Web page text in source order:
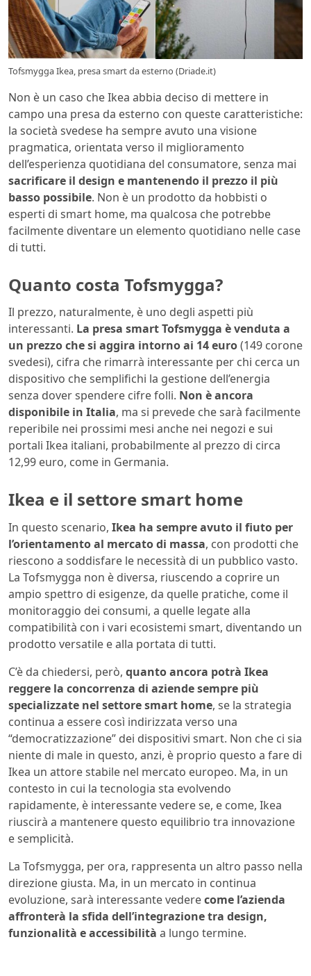
Tofsmygga Ikea, presa smart da esterno (Driade.it)
Non è un caso che Ikea abbia deciso di mettere in
campo una presa da esterno con queste caratteristiche:
la società svedese ha sempre avuto una visione
pragmatica, orientata verso il miglioramento
dell’esperienza quotidiana del consumatore, senza mai
sacrificare il design e mantenendo il prezzo il più
basso possibile. Non è un prodotto da hobbisti o
esperti di smart home, ma qualcosa che potrebbe
facilmente diventare un elemento quotidiano nelle case
di tutti.
Quanto costa Tofsmygga?
Il prezzo, naturalmente, è uno degli aspetti più
interessanti. La presa smart Tofsmygga è venduta a
un prezzo che si aggira intorno ai 14 euro(149 corone
svedesi), cifra che rimarrà interessante per chi cerca un
dispositivo che semplifichi la gestione dell’energia
senza dover spendere cifre folli. Non è ancora
disponibile in Italia, ma si prevede che sarà facilmente
reperibile nei prossimi mesi anche nei negozi e sui
portali Ikea italiani, probabilmente al prezzo di circa
12,99 euro, come in Germania.
Ikea e il settore smart home
In questo scenario, Ikea ha sempre avuto il fiuto per
l’orientamento al mercato di massa, con prodotti che
riescono a soddisfare le necessità di un pubblico vasto.
La Tofsmygga non è diversa, riuscendo a coprire un
ampio spettro di esigenze, da quelle pratiche, come il
monitoraggio dei consumi, a quelle legate alla
compatibilità con i vari ecosistemi smart, diventando un
prodotto versatile e alla portata di tutti.
C’è da chiedersi, però, quanto ancora potrà Ikea
reggere la concorrenza di aziende sempre più
specializzate nel settore smart home, se la strategia
continua a essere così indirizzata verso una
“democratizzazione” dei dispositivi smart. Non che ci sia
niente di male in questo, anzi, è proprio questo a fare di
Ikea un attore stabile nel mercato europeo. Ma, in un
contesto in cui la tecnologia sta evolvendo
rapidamente, è interessante vedere se, e come, Ikea
riuscirà a mantenere questo equilibrio tra innovazione
e semplicità.
La Tofsmygga, per ora, rappresenta un altro passo nella
direzione giusta. Ma, in un mercato in continua
evoluzione, sarà interessante vederecome l’azienda
affronterà la sfida dell’integrazione tra design,
funzionalità e accessibilità a lungo termine.